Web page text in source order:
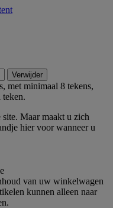
Verwijder
met minimaal 8 tekens,
teken.
Maar maakt u zich
hier voor wanneer u
van uw winkelwagen
kunnen alleen naar